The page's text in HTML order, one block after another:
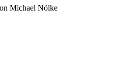
Michael Nölke